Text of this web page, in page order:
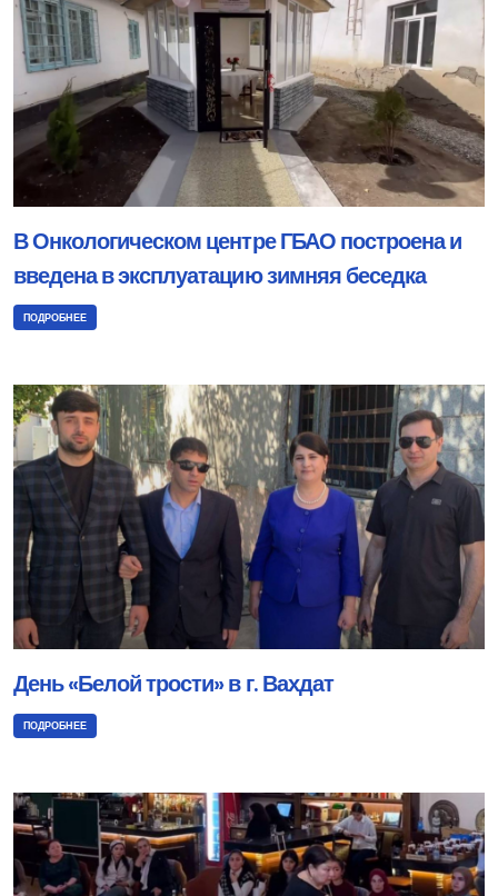
В Онкологическом центре ГБАО построена и
введена в эксплуатацию зимняя беседка
ПОДРОБНЕЕ
День «Белой трости» в г. Вахдат
ПОДРОБНЕЕ